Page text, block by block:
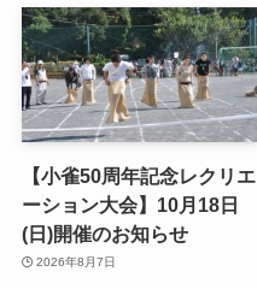
【小雀50周年記念レクリエ
ーション大会】10月18日
(日)開催のお知らせ
2026年8月7日